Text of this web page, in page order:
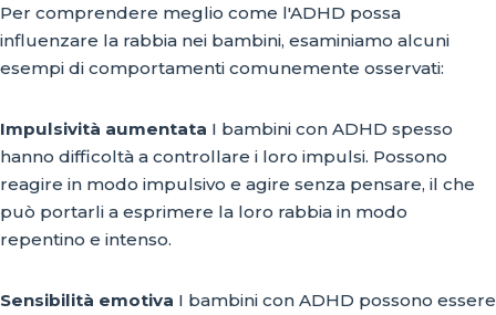
Per comprendere meglio come l'ADHD possa
influenzare la rabbia nei bambini, esaminiamo alcuni
esempi di comportamenti comunemente osservati:
Impulsività aumentata I bambini con ADHD spesso
hanno difficoltà a controllare i loro impulsi. Possono
reagire in modo impulsivo e agire senza pensare, il che
può portarli a esprimere la loro rabbia in modo
repentino e intenso.
Sensibilità emotiva I bambini con ADHD possono essere